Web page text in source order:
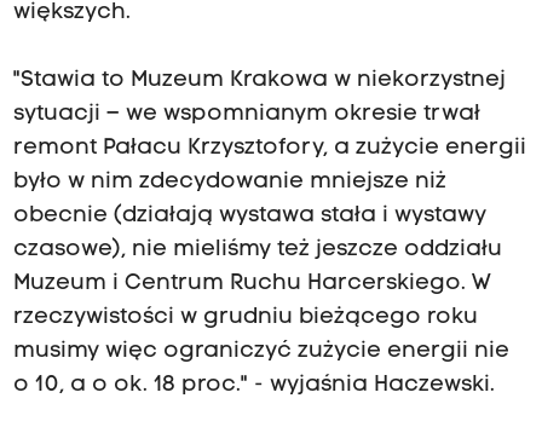
większych.
"Stawia to Muzeum Krakowa w niekorzystnej
sytuacji – we wspomnianym okresie trwał
remont Pałacu Krzysztofory, a zużycie energii
było w nim zdecydowanie mniejsze niż
obecnie (działają wystawa stała i wystawy
czasowe), nie mieliśmy też jeszcze oddziału
Muzeum i Centrum Ruchu Harcerskiego. W
rzeczywistości w grudniu bieżącego roku
musimy więc ograniczyć zużycie energii nie
o 10, a o ok. 18 proc." - wyjaśnia Haczewski.